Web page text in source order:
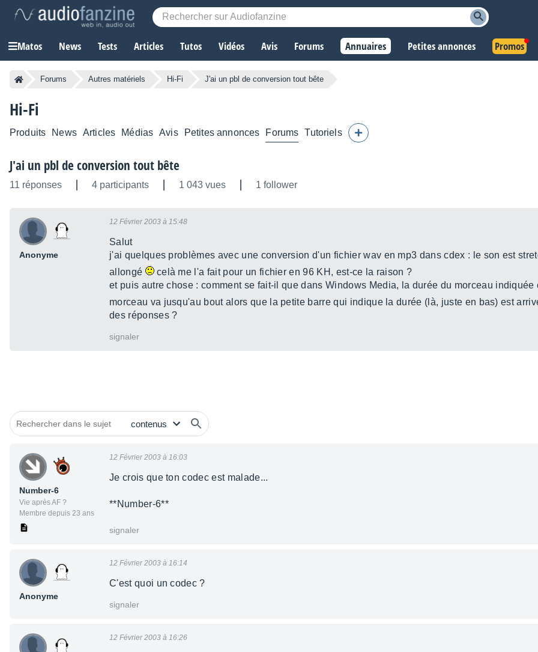
Matos News Tests Articles Tutos Vidéos Avis Forums Annuaires Petites annonces Promos
Forums Autres matériels Hi-Fi J'ai un pbl de conversion tout bête
Hi-Fi
Produits News Articles Médias Avis Petites annonces Forums Tutoriels
J'ai un pbl de conversion tout bête
11 réponses 4 participants 1 043 vues 1 follower
Anonyme
12 Février 2003 à 15:48
Salut
j'ai quelques problèmes avec une conversion d'un fichier wav en mp3 dans cdex : le son est
allongé
celà me l'a fait pour un fichier en 96 KH, est-ce la raison ?
et puis autre chose : comment se fait-il que dans Windows Media, la durée du morceau indiquée
morceau va jusqu'au bout alors que la petite barre qui indique la durée (là, juste en bas) est
des réponses ?
signaler
Number-6
Vie après AF ?
Membre depuis 23 ans
12 Février 2003 à 16:03
Je crois que ton codec est malade...
**Number-6**
signaler
Anonyme
12 Février 2003 à 16:14
C'est quoi un codec ?
signaler
12 Février 2003 à 16:26